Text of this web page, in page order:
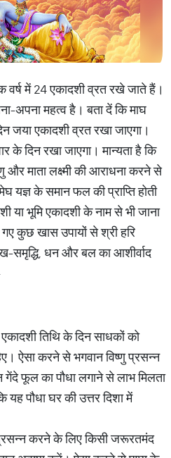
वर्ष में 24 एकादशी व्रत रखे जाते हैं।
अपना महत्व है। बता दें कि माघ
जया एकादशी व्रत रखा जाएगा।
के दिन रखा जाएगा। मान्यता है कि
और माता लक्ष्मी की आराधना करने से
के समान फल की प्राप्ति होती
या भूमि एकादशी के नाम से भी जाना
कुछ खास उपायों से श्री हरि
धन और बल का आशीर्वाद
तिथि के दिन साधकों को
ऐसा करने से भगवान विष्णु प्रसन्न
फूल का पौधा लगाने से लाभ मिलता
पौधा घर की उत्तर दिशा में
करने के लिए किसी जरूरतमंद